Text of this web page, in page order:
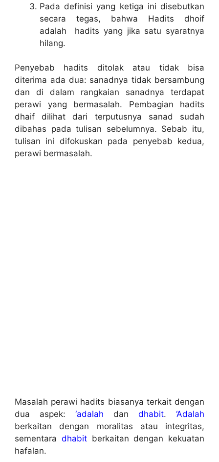
Pada definisi yang ketiga ini disebutkan
secara tegas, bahwa Hadits dhoif
adalah hadits yang jika satu syaratnya
hilang.
Penyebab hadits ditolak atau tidak bisa
diterima ada dua: sanadnya tidak bersambung
dan di dalam rangkaian sanadnya terdapat
perawi yang bermasalah. Pembagian hadits
dhaif dilihat dari terputusnya sanad sudah
dibahas pada tulisan sebelumnya. Sebab itu,
tulisan ini difokuskan pada penyebab kedua,
perawi bermasalah.
Masalah perawi hadits biasanya terkait dengan
dua aspek: ‘adalah dan dhabit. ‘Adalah
berkaitan dengan moralitas atau integritas,
sementara dhabitberkaitan dengan kekuatan
hafalan.